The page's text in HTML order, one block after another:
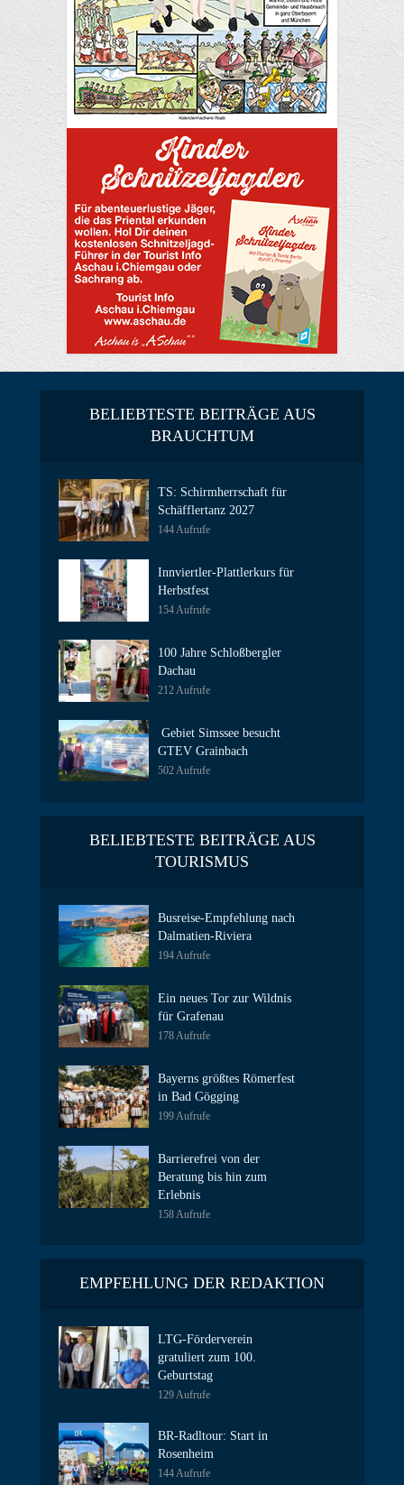
BELIEBTESTE BEITRÄGE AUS
BRAUCHTUM
TS: Schirmherrschaft für
Schäfflertanz 2027
144 Aufrufe
Innviertler-Plattlerkurs für
Herbstfest
154 Aufrufe
100 Jahre Schloßbergler
Dachau
212 Aufrufe
Gebiet Simssee besucht
GTEV Grainbach
502 Aufrufe
BELIEBTESTE BEITRÄGE AUS
TOURISMUS
Busreise-Empfehlung nach
Dalmatien-Riviera
194 Aufrufe
Ein neues Tor zur Wildnis
für Grafenau
178 Aufrufe
Bayerns größtes Römerfest
in Bad Gögging
199 Aufrufe
Barrierefrei von der
Beratung bis hin zum
Erlebnis
158 Aufrufe
EMPFEHLUNG DER REDAKTION
LTG-Förderverein
gratuliert zum 100.
Geburtstag
129 Aufrufe
BR-Radltour: Start in
Rosenheim
144 Aufrufe